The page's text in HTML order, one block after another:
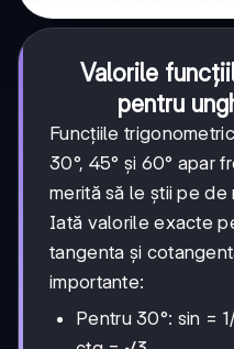
Valorile
pentru
Funcțiile
30°, 45° și 60° apar
merită să le știi pe de
Iată valorile exacte
tangenta și
importante:
Pentru 30°: sin =